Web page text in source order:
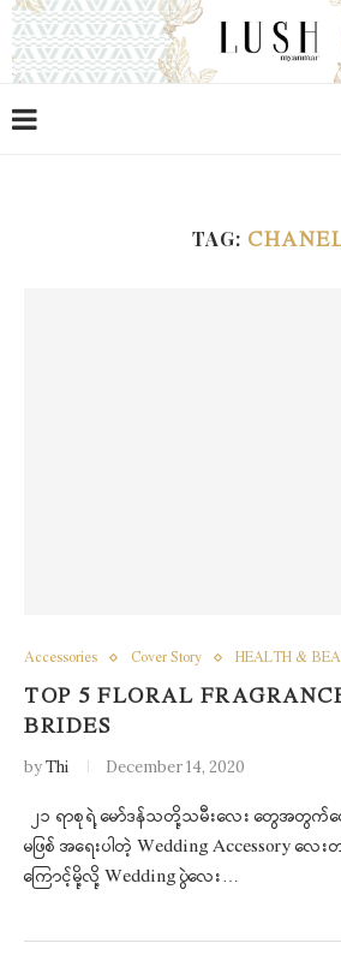
TAG:
Accessories Cover Story HEALTH &
TOP 5 FLORAL
BRIDES
byThi December 14, 2020
၂၁ ရာစုရဲ့ မော်ဒန်သတို့သမီးလေး တွေအတွက်
မဖြစ် အရေးပါတဲ့ Wedding Accessory လေ
ကြောင့်မို့လို့ Wedding ပွဲလေး…